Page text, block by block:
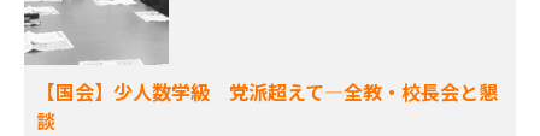
【国会】少人数学級 党派超えて―全教・校長会と懇
談